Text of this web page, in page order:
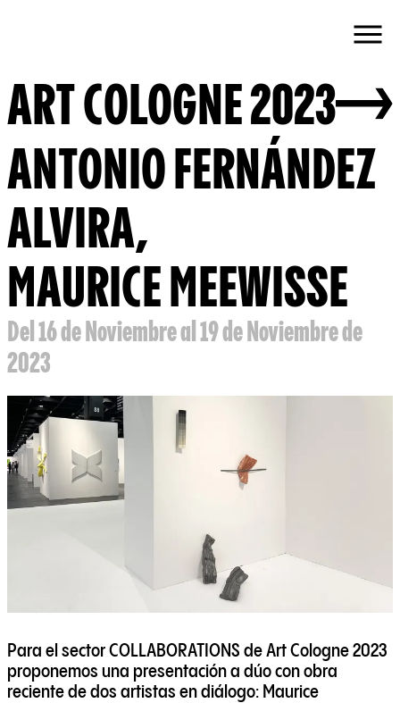
ART COLOGNE 2023
ANTONIO FERNÁNDEZ
ALVIRA,
MAURICE MEEWISSE
Del 16 de Noviembre al 19 de Noviembre de
2023
Para el sector COLLABORATIONS de Art Cologne 2023
proponemos una presentación a dúo con obra
reciente de dos artistas en diálogo: Maurice